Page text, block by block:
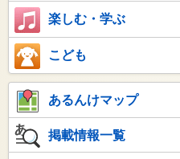
楽しむ・学ぶ
こども
あるんけマップ
掲載情報一覧